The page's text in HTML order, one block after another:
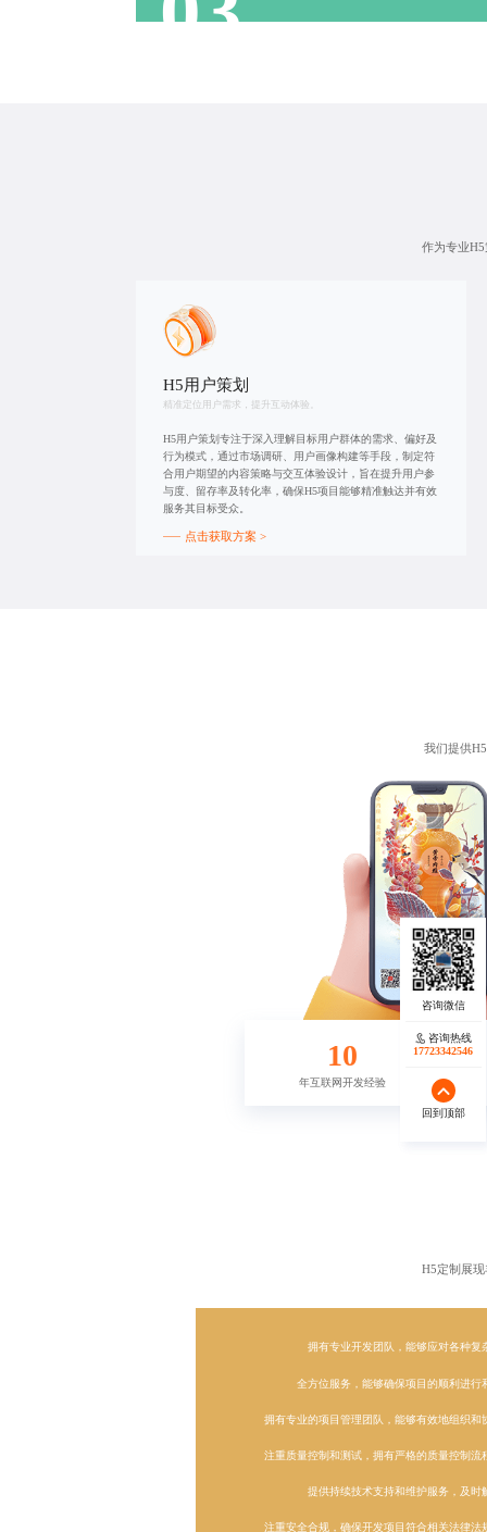
作为专业
H5用户策划
精准定位用户需求，提升互动体验。
H5用户策划专注于深入理解目标用户群体的需求、偏好及
行为模式，通过市场调研、用户画像构建等手段，制定符
合用户期望的内容策略与交互体验设计，旨在提升用户参
与度、留存率及转化率，确保H5项目能够精准触达并有效
服务其目标受众。
点击获取方案 >
我们提供
10
年互联网开发经验
H5定制 展
拥有专业开发团队，能够应对各种复
全方位服务，能够确保项目的顺利进行
拥有专业的项目管理团队，能够有效地组织和
注重质量控制和测试，拥有严格的质量控制流
提供持续技术支持和维护服务，及时
注重安全合规，确保开发项目符合相关法律法
咨询热线
17723342546
回到顶部
咨询热线
17723342546
回到顶部